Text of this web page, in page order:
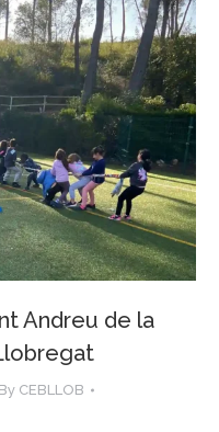
Andreu de la
By CEBLLOB